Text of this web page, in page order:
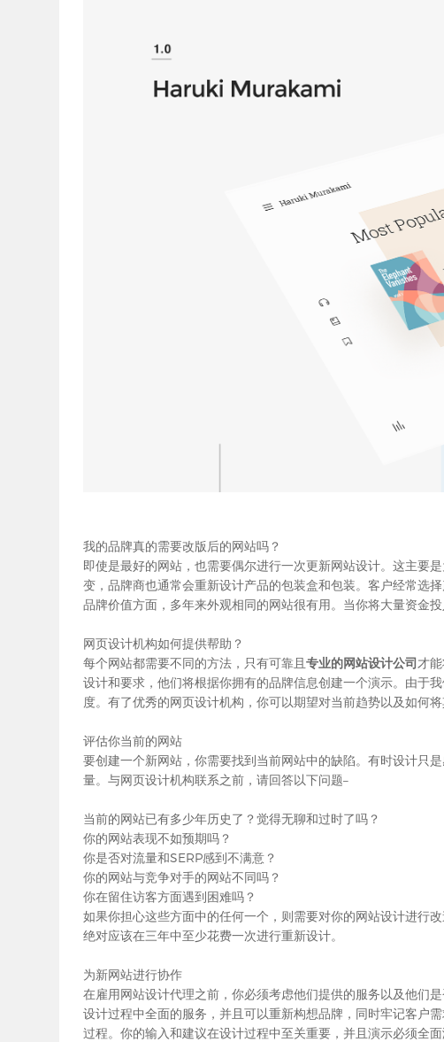
我的品牌真的需要改版后的网站吗？
即使是最好的网站，也需要偶尔进行一次更新网站设计。这主要
变，品牌商也通常会重新设计产品的包装盒和包装。客户经常选
品牌价值方面，多年来外观相同的网站很有用。当你将大量资金
网页设计机构如何提供帮助？
每个网站都需要不同的方法，只有可靠且专业的网站设计公司才
设计和要求，他们将根据你拥有的品牌信息创建一个演示。由于
度。有了优秀的网页设计机构，你可以期望对当前趋势以及如何
评估你当前的网站
要创建一个新网站，你需要找到当前网站中的缺陷。有时设计只
量。与网页设计机构联系之前，请回答以下问题–
当前的网站已有多少年历史了？觉得无聊和过时了吗？
你的网站表现不如预期吗？
你是否对流量和SERP感到不满意？
你的网站与竞争对手的网站不同吗？
你在留住访客方面遇到困难吗？
如果你担心这些方面中的任何一个，则需要对你的网站设计进行
绝对应该在三年中至少花费一次进行重新设计。
为新网站进行协作
在雇用网站设计代理之前，你必须考虑他们提供的服务以及他们
设计过程中全面的服务，并且可以重新构想品牌，同时牢记客户
过程。你的输入和建议在设计过程中至关重要，并且演示必须全